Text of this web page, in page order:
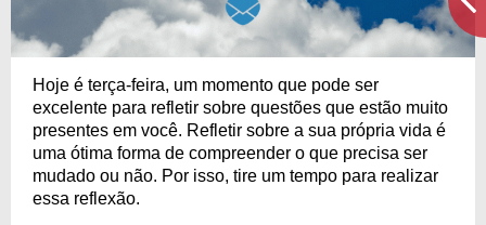
Hoje é terça-feira, um momento que pode ser
excelente para refletir sobre questões que estão muito
presentes em você. Refletir sobre a sua própria vida é
uma ótima forma de compreender o que precisa ser
mudado ou não. Por isso, tire um tempo para realizar
essa reflexão.